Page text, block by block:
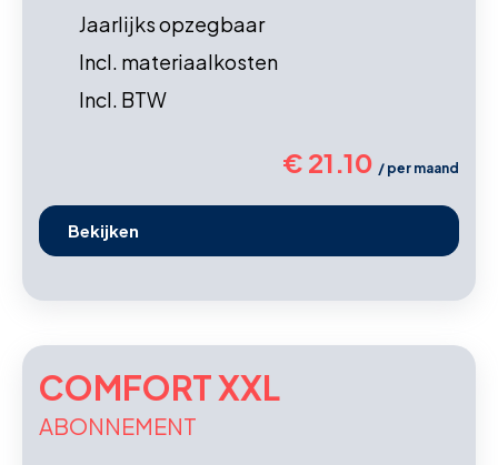
Jaarlijks opzegbaar
Incl. materiaalkosten
Incl. BTW
€ 21.10 / per maand
Bekijken
COMFORT XXL
ABONNEMENT